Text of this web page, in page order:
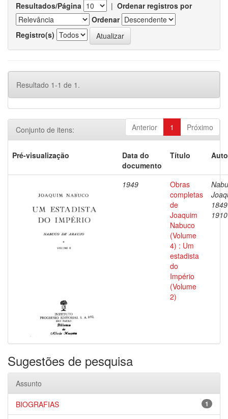
Resultados/Página | Ordenar registros por
Ordenar
Registro(s)
Resultado 1-1 de 1.
Anterior 1 Próximo
Conjunto de itens:
Pré-visualização
Data do
documento
Título
1949
Obras
completas
de
Joaquim
Nabuco
(Volume
4) : Um
estadista
do
Império
(Volume
2)
1910
Sugestões de pesquisa
Assunto
1
BIOGRAFIAS